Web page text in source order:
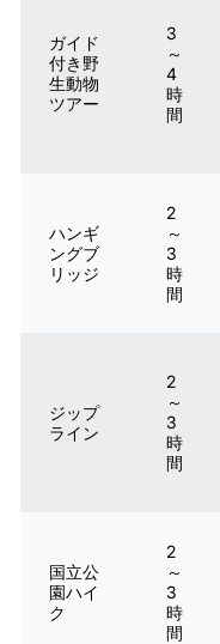
ガイド
付き野
生動物
ツアー
3
～
4
時
間
ハンギ
ングブ
リッジ
2
～
3
時
間
ジップ
ライン
2
～
3
時
間
国立公
園ハイ
ク
2
～
3
時
間